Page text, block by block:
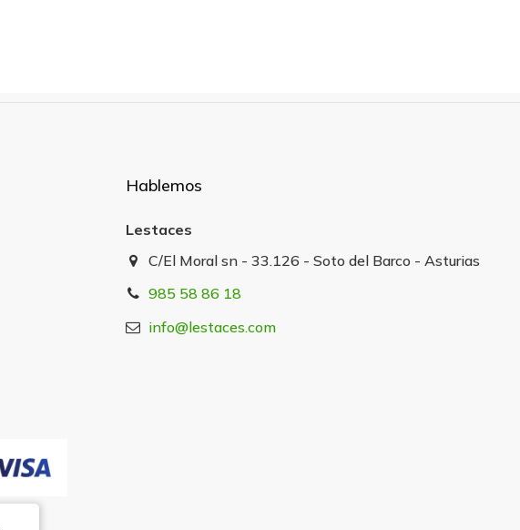
Hablemos
Lestaces
C/El Moral sn - 33.126 - Soto del Barco - Asturias
985 58 86 18
info@lestaces.com